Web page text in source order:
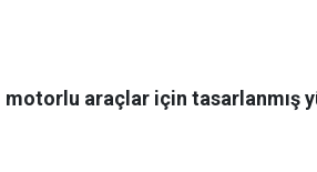
araçlar için tasarlanmış